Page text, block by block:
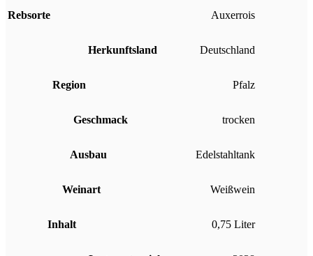
Rebsorte Auxerrois
Herkunftsland Deutschland
Region Pfalz
Geschmack trocken
Ausbau Edelstahltank
Weinart Weißwein
Inhalt 0,75 Liter